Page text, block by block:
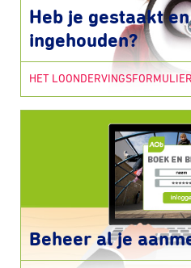
Heb je gestaakt
ingehouden?
HET LOONDERVINGSFORMULIER
Beheer al je